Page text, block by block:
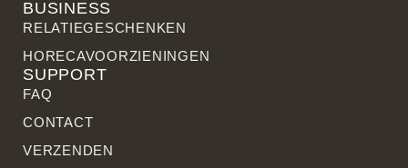
BUSINESS
RELATIE­GESCHENKEN
HORECAVOORZIENINGEN
SUPPORT
FAQ
CONTACT
VERZENDEN